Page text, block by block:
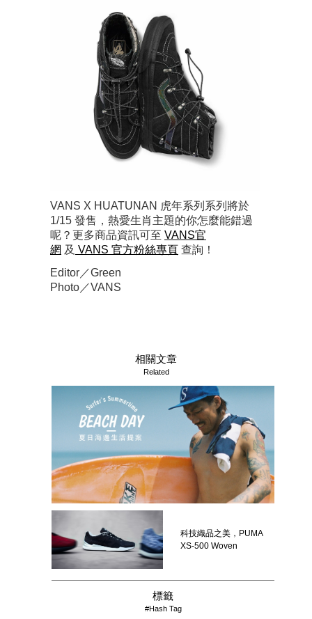
VANS X HUATUNAN 虎年系列系列將於
1/15 發售，熱愛生肖主題的你怎麼能錯過
呢？更多商品資訊可至 VANS官
網 及 VANS 官方粉絲專頁 查詢！
Editor／Green
Photo／VANS
相關文章
Related
科技織品之美，PUMA
XS-500 Woven
標籤
#Hash Tag